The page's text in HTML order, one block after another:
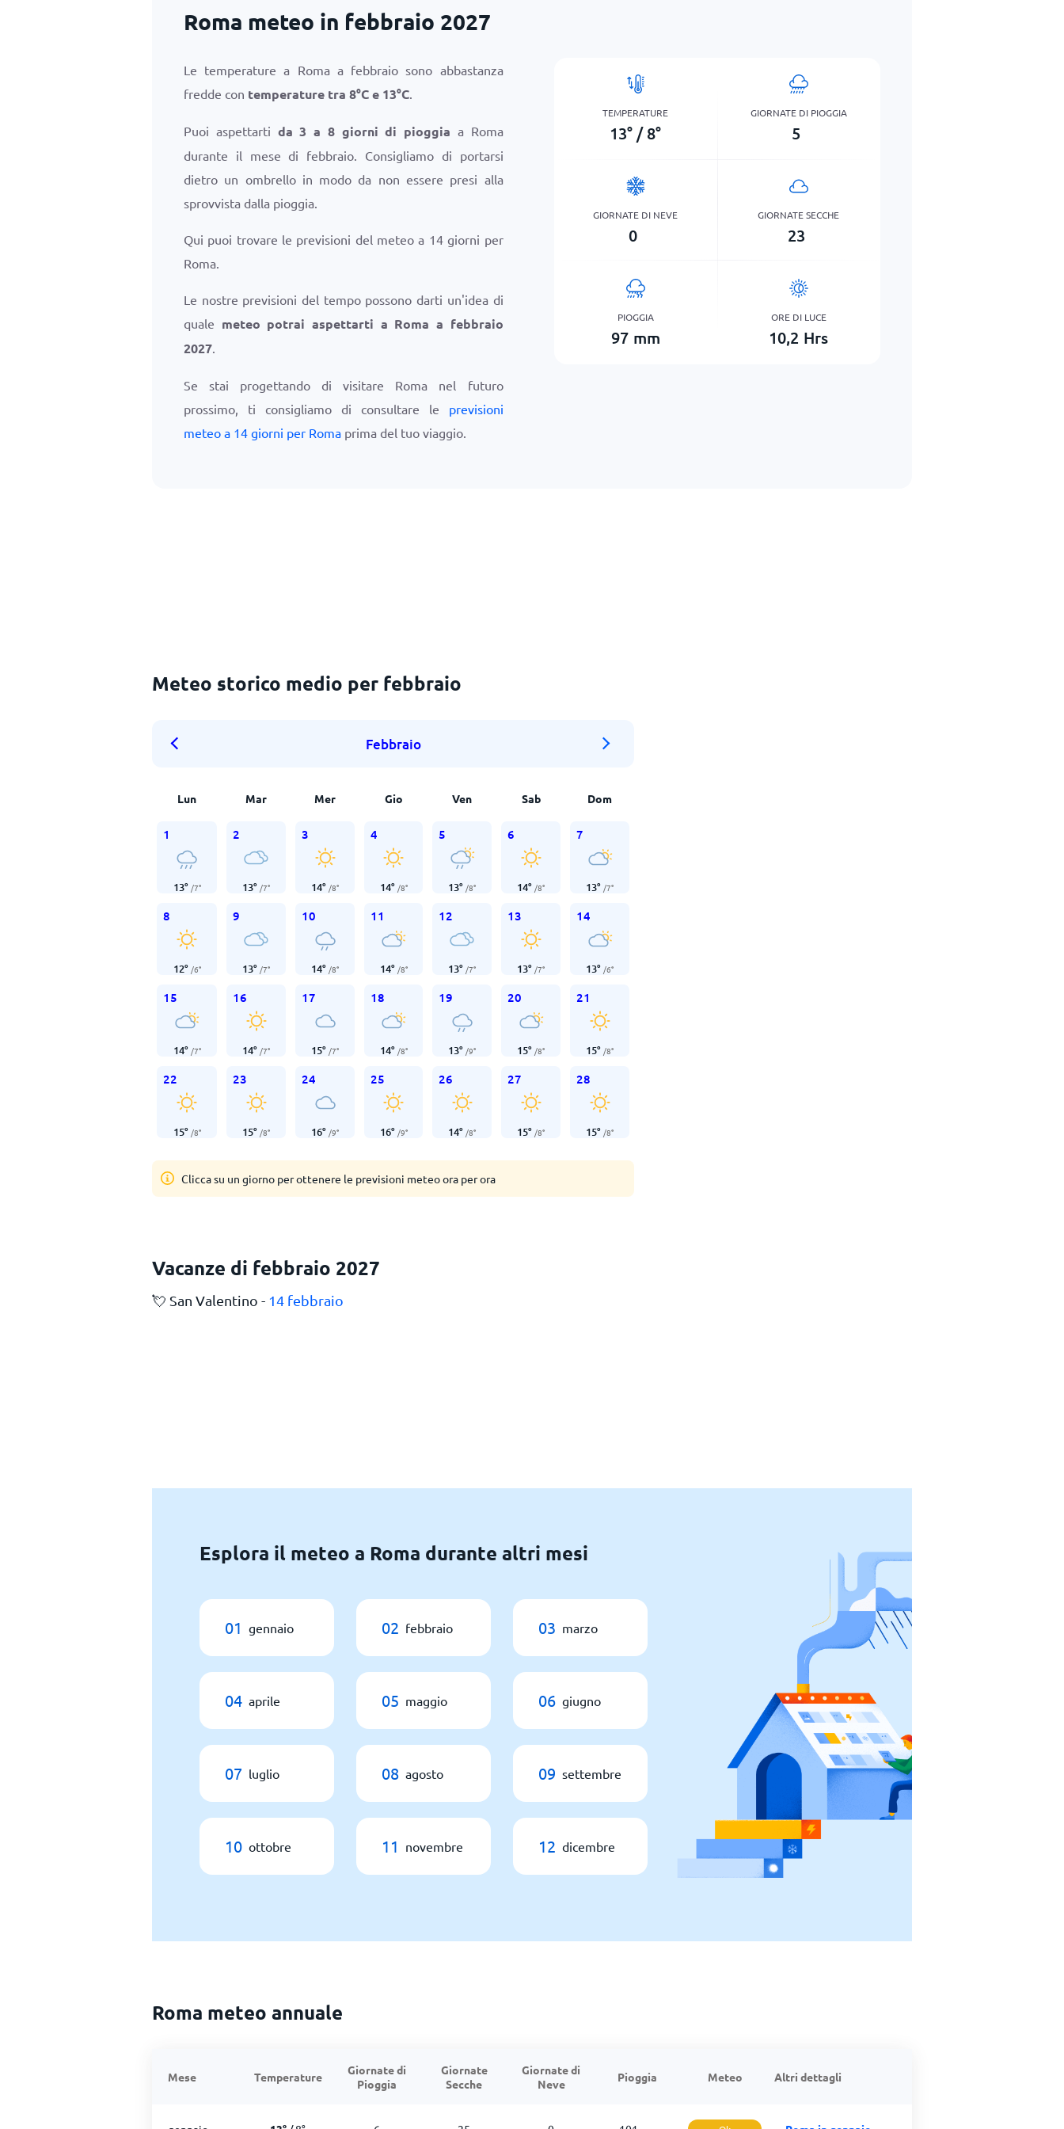
Roma meteo in febbraio 2027
Le temperature a Roma a febbraio sono abbastanza
fredde con temperature tra 8°Ce 13°C.
Puoi aspettarti da 3 a 8 giorni di pioggia a Roma
durante il mese di febbraio. Consigliamo di portarsi
dietro un ombrello in modo da non essere presi alla
sprovvista dalla pioggia.
Qui puoi trovare le previsioni del meteo a 14 giorni per
Roma.
Le nostre previsioni del tempo possono darti un'idea di
quale meteo potrai aspettarti a Roma a febbraio
2027.
Se stai progettando di visitare Roma nel futuro
prossimo, ti consigliamo di consultare le previsioni
meteo a 14 giorni per Roma prima del tuo viaggio.
TEMPERATURE
13° / 8°
GIORNATE DI PIOGGIA
5
GIORNATE DI NEVE
0
GIORNATE SECCHE
23
PIOGGIA
97 mm
ORE DI LUCE
10,2 Hrs
Meteo storico medio per febbraio
Febbraio
Lun Mar Mer Gio Ven Sab Dom
1
13° /7°
2
13° /7°
3
14° /8°
4
14° /8°
5
13° /8°
6
14° /8°
7
13° /7°
8
12° /6°
9
13° /7°
10
14° /8°
11
14° /8°
12
13° /7°
13
13° /7°
14
13° /6°
15
14° /7°
16
14° /7°
17
15° /7°
18
14° /8°
19
13° /9°
20
15° /8°
21
15° /8°
22
15° /8°
23
15° /8°
24
16° /9°
25
16° /9°
26
14° /8°
27
15° /8°
28
15° /8°
Clicca su un giorno per ottenere le previsioni meteo ora per ora
Vacanze di febbraio 2027
💘 San Valentino - 14 febbraio
Esplora il meteo a Roma durante altri mesi
01 gennaio 02 febbraio 03 marzo
04 aprile 05 maggio 06 giugno
07 luglio 08 agosto 09 settembre
10 ottobre 11 novembre 12 dicembre
Roma meteo annuale
Mese Temperature
Giornate di
Pioggia
Giornate
Secche
Giornate di
Neve
Pioggia Meteo Altri dettagli